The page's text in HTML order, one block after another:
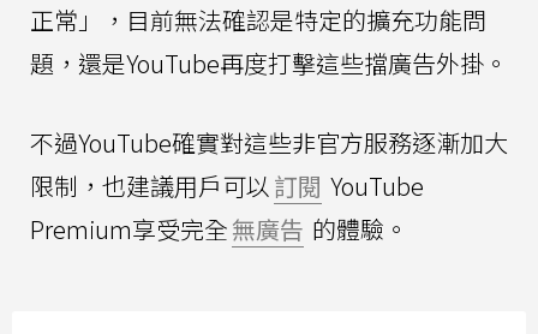
正常」，目前無法確認是特定的擴充功能問
題，還是YouTube再度打擊這些擋廣告外掛。
不過YouTube確實對這些非官方服務逐漸加大
限制，也建議用戶可以 訂閱 YouTube
Premium享受完全無廣告 的體驗。